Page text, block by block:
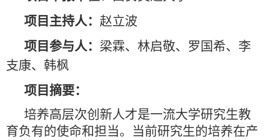
项目主持人： 赵立波
项目参与人： 梁霖、林启敬、罗国希、李
支康、韩枫
项目摘要：
培养高层次创新人才是一流大学研究生教
育负有的使命和担当。当前研究生的培养在产